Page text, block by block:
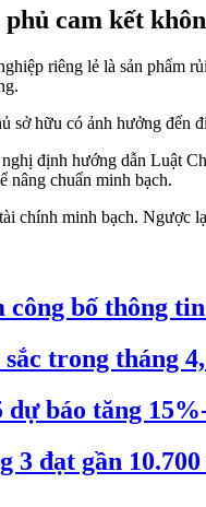
cam kết
riêng lẻ là sản phẩm
sở hữu có ảnh hưởng
định hướng dẫn Luật
nâng chuẩn minh bạch.
chính minh bạch. Ngược
bố thông
trong tháng
báo tăng
đạt gần